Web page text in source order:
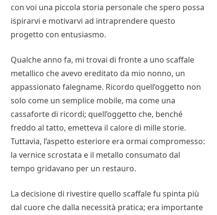
con voi una piccola storia personale che spero possa
ispirarvi e motivarvi ad intraprendere questo
progetto con entusiasmo.
Qualche anno fa, mi trovai di fronte a uno scaffale
metallico che avevo ereditato da mio nonno, un
appassionato falegname. Ricordo quell’oggetto non
solo come un semplice mobile, ma come una
cassaforte di ricordi; quell’oggetto che, benché
freddo al tatto, emetteva il calore di mille storie.
Tuttavia, l’aspetto esteriore era ormai compromesso:
la vernice scrostata e il metallo consumato dal
tempo gridavano per un restauro.
La decisione di rivestire quello scaffale fu spinta più
dal cuore che dalla necessità pratica; era importante